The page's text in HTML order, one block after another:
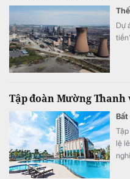
Dự
Tập đoàn Mường
Bất
lệ